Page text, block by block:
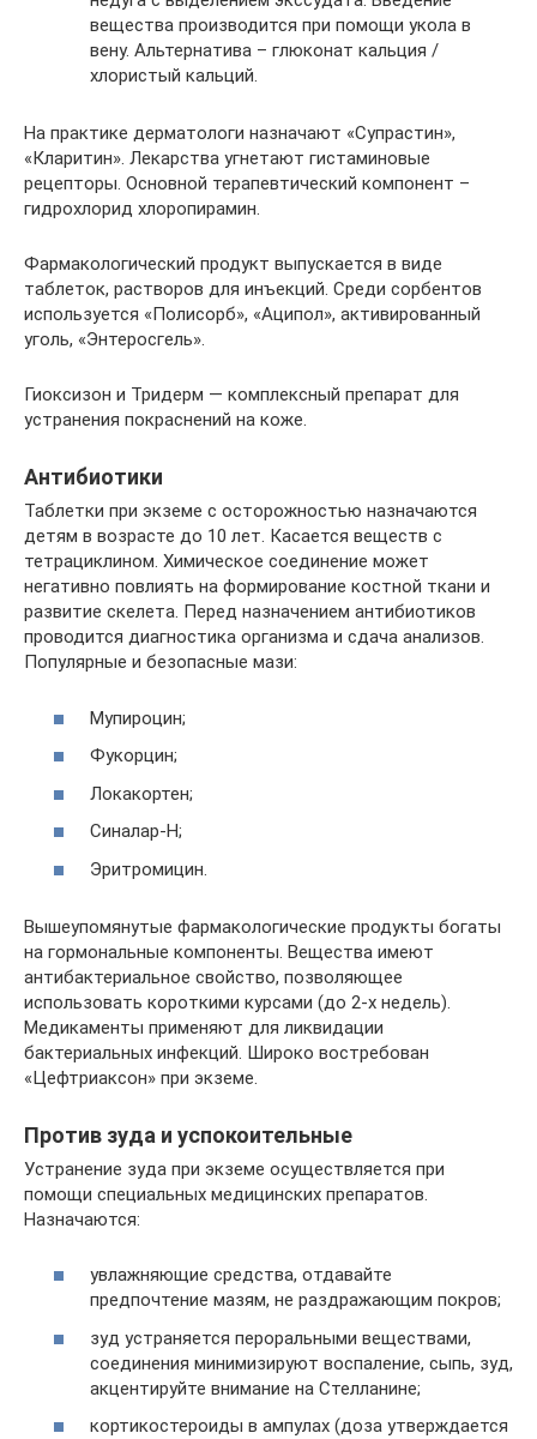
вещества производится при помощи укола в
вену. Альтернатива – глюконат кальция /
хлористый кальций.
На практике дерматологи назначают «Супрастин»,
«Кларитин». Лекарства угнетают гистаминовые
рецепторы. Основной терапевтический компонент –
гидрохлорид хлоропирамин.
Фармакологический продукт выпускается в виде
таблеток, растворов для инъекций. Среди сорбентов
используется «Полисорб», «Аципол», активированный
уголь, «Энтеросгель».
Гиоксизон и Тридерм — комплексный препарат для
устранения покраснений на коже.
Антибиотики
Таблетки при экземе с осторожностью назначаются
детям в возрасте до 10 лет. Касается веществ с
тетрациклином. Химическое соединение может
негативно повлиять на формирование костной ткани и
развитие скелета. Перед назначением антибиотиков
проводится диагностика организма и сдача анализов.
Популярные и безопасные мази:
Мупироцин;
Фукорцин;
Локакортен;
Синалар-Н;
Эритромицин.
Вышеупомянутые фармакологические продукты богаты
на гормональные компоненты. Вещества имеют
антибактериальное свойство, позволяющее
использовать короткими курсами (до 2-х недель).
Медикаменты применяют для ликвидации
бактериальных инфекций. Широко востребован
«Цефтриаксон» при экземе.
Против зуда и успокоительные
Устранение зуда при экземе осуществляется при
помощи специальных медицинских препаратов.
Назначаются:
увлажняющие средства, отдавайте
предпочтение мазям, не раздражающим покров;
зуд устраняется пероральными веществами,
соединения минимизируют воспаление, сыпь, зуд,
акцентируйте внимание на Стелланине;
кортикостероиды в ампулах (доза утверждается